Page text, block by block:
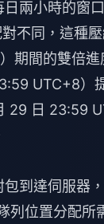
日兩小時的
不同，這種
期間的雙倍進
UTC+8
29 日 23:59
到達伺服器
位置分配所